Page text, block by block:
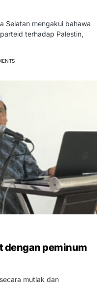
Selatan mengakui bahawa
terhadap Palestin,
dengan peminum
mutlak dan